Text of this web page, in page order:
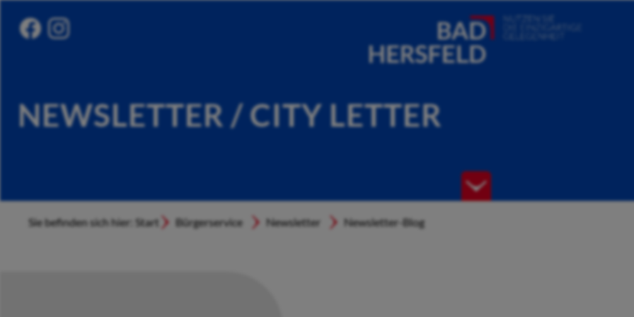
NEWSLETTER / CITY LETTER
Sie befinden sich hier: Start Bürgerservice Newsletter Newsletter-Blog